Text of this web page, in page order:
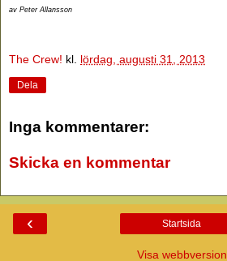
av Peter Allansson
The Crew! kl. lördag, augusti 31, 2013
Dela
Inga kommentarer:
Skicka en kommentar
‹ Startsida
Visa webbversion